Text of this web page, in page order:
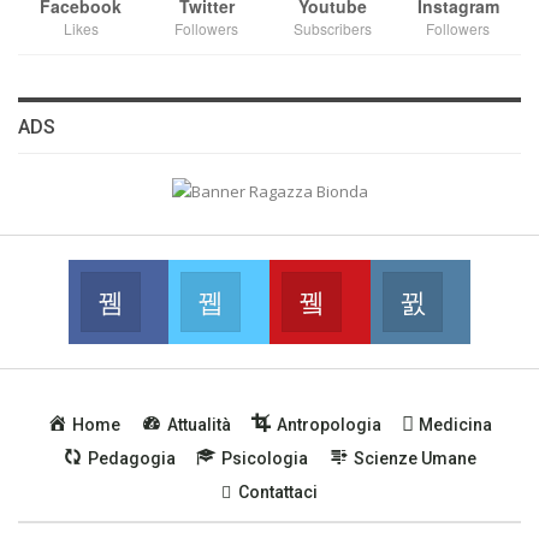
CIVILE E SOCIALE
Facebook
Likes
Twitter
Followers
Youtube
Subscribers
Instagram
Followers
ADS
Facebook
Join us on Facebook
Twitter
Join us on Twitter
Youtube
Join us on Youtube
Home Attualità Antropologia
Medicina
Pedagogia
Psicologia
Scienze Umane
Contattaci